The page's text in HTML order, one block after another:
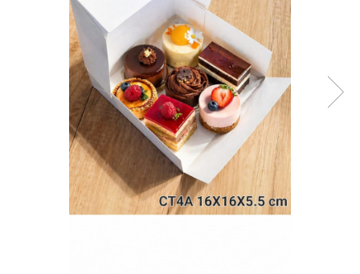
CUTII DE TORT CU FEREASTRA
CUTII DE TORT FARA FEREASTRA
CUTII DESCHISE CU FEREASTRA
CUTII DESCHISE FARA FEREASTRA
CUTII FARA FEREASTRA PENTRU
MINI-PRAJITURI
CUTII JOASE PENTRU TURTA-
DULCE/FURSECURI
CUTII PENTRU BRIOSE
CUTII PENTRU COZONACI SI